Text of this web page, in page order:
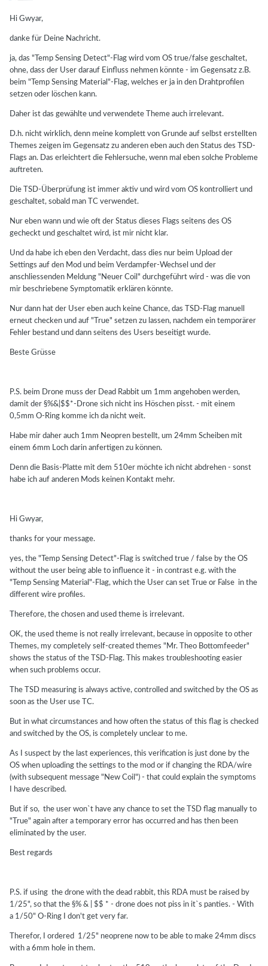
Hi Gwyar,
danke für Deine Nachricht.
ja, das "Temp Sensing Detect"-Flag wird vom OS true/false geschaltet,
ohne, dass der User darauf Einfluss nehmen könnte - im Gegensatz z.B.
beim "Temp Sensing Material"-Flag, welches er ja in den Drahtprofilen
setzen oder löschen kann.
Daher ist das gewählte und verwendete Theme auch irrelevant.
D.h. nicht wirklich, denn meine komplett von Grunde auf selbst erstellten
Themes zeigen im Gegensatz zu anderen eben auch den Status des TSD-
Flags an. Das erleichtert die Fehlersuche, wenn mal eben solche Probleme
auftreten.
Die TSD-Überprüfung ist immer aktiv und wird vom OS kontrolliert und
geschaltet, sobald man TC verwendet.
Nur eben wann und wie oft der Status dieses Flags seitens des OS
gecheckt und geschaltet wird, ist mir nicht klar.
Und da habe ich eben den Verdacht, dass dies nur beim Upload der
Settings auf den Mod und beim Verdampfer-Wechsel und der
anschliessenden Meldung "Neuer Coil" durchgeführt wird - was die von
mir beschriebene Symptomatik erklären könnte.
Nur dann hat der User eben auch keine Chance, das TSD-Flag manuell
erneut checken und auf "True" setzen zu lassen, nachdem ein temporärer
Fehler bestand und dann seitens des Users beseitigt wurde.
Beste Grüsse
P.S. beim Drone muss der Dead Rabbit um 1mm angehoben werden,
damit der §%&|$$*-Drone sich nicht ins Höschen pisst. - mit einem
0,5mm O-Ring komme ich da nicht weit.
Habe mir daher auch 1mm Neopren bestellt, um 24mm Scheiben mit
einem 6mm Loch darin anfertigen zu können.
Denn die Basis-Platte mit dem 510er möchte ich nicht abdrehen - sonst
habe ich auf anderen Mods keinen Kontakt mehr.
Hi Gwyar,
thanks for your message.
yes, the "Temp Sensing Detect"-Flag is switched true / false by the OS
without the user being able to influence it - in contrast e.g. with the
"Temp Sensing Material"-Flag, which the User can set True or False in the
different wire profiles.
Therefore, the chosen and used theme is irrelevant.
OK, the used theme is not really irrelevant, because in opposite to other
Themes, my completely self-created themes "Mr. Theo Bottomfeeder"
shows the status of the TSD-Flag. This makes troubleshooting easier
when such problems occur.
The TSD measuring is always active, controlled and switched by the OS as
soon as the User use TC.
But in what circumstances and how often the status of this flag is checked
and switched by the OS, is completely unclear to me.
As I suspect by the last experiences, this verification is just done by the
OS when uploading the settings to the mod or if changing the RDA/wire
(with subsequent message "New Coil") - that could explain the symptoms
I have described.
But if so, the user won`t have any chance to set the TSD flag manually to
"True" again after a temporary error has occurred and has then been
eliminated by the user.
Best regards
P.S. if using the drone with the dead rabbit, this RDA must be raised by
1/25", so that the §% & | $$ * - drone does not piss in it`s panties. - With
a 1/50" O-Ring I don't get very far.
Therefor, I ordered 1/25" neoprene now to be able to make 24mm discs
with a 6mm hole in them.